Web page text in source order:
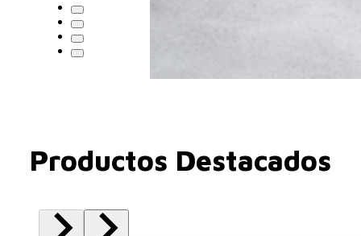
Productos Destacados